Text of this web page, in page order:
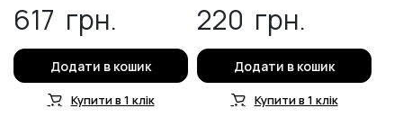
617 грн.
Додати в кошик
Купити в 1 клік
220 грн.
Додати в кошик
Купити в 1 клік